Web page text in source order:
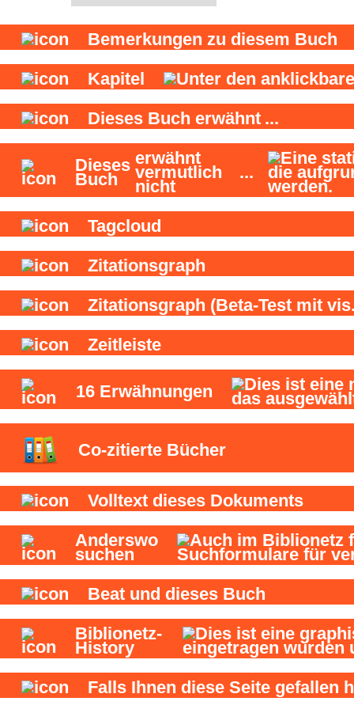
Bemerkungen zu diesem Buch
Kapitel
Dieses Buch erwähnt ...
Dieses
Buch
erwähnt
vermutlich
nicht
...
Tagcloud
Zitationsgraph
Zitationsgraph (Beta-Test mit
Zeitleiste
16 Erwähnungen
Co-zitierte Bücher
Volltext dieses Dokuments
Anderswo
suchen
Beat und dieses Buch
Biblionetz-
History
Falls Ihnen diese Seite gefallen